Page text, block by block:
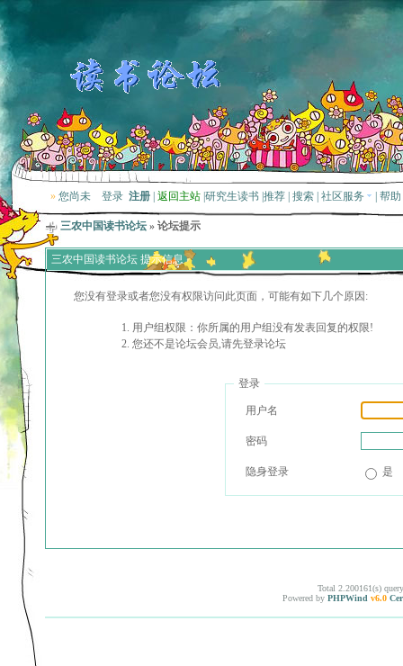
» 您尚未 登录 注册 返回主站 研究生读书 推荐 搜索 社区服务 帮助
三农中国读书论坛 » 论坛提示
三农中国读书论坛 提示信息
您没有登录或者您没有权限访问此页面，可能有如下几个原因:
用户组权限：你所属的用户组没有发表回复的权限!
您还不是论坛会员,请先登录论坛
登录
用户名
密码
隐身登录 是
Total 2.200161(s)
Powered by PHPWind v6.0